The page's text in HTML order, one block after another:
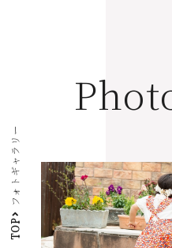
TOP
フォトギャラリー